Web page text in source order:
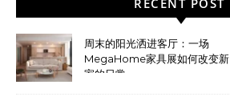
RECENT POST
周末的阳光洒进客厅：一场
MegaHome家具展如何改变新
家的日常